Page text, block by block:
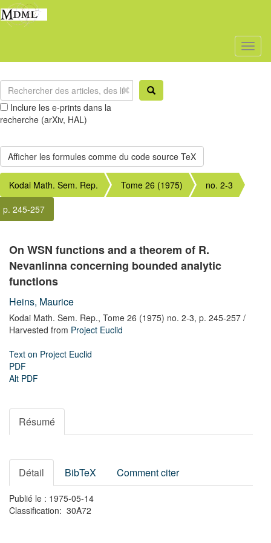
Inclure les e-prints dans la
recherche (arXiv, HAL)
Kodai Math. Sem. Rep. Tome 26 (1975)
no. 2-3
p. 245-257
On WSN functions and a theorem of R.
Nevanlinna concerning bounded analytic
functions
Heins, Maurice
Kodai Math. Sem. Rep., Tome 26 (1975) no. 2-3, p. 245-257 /
Harvested from Project Euclid
Text on Project Euclid
PDF
Alt PDF
Résumé
Détail BibTeX Comment citer
Publié le : 1975-05-14
Classification: 30A72